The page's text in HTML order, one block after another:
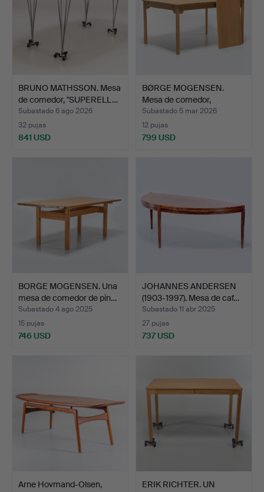
BRUNO MATHSSON. Mesa
de comedor, "SUPERELL…
Subastado 6 ago 2026
32 pujas
841 USD
BØRGE MOGENSEN.
Mesa de comedor,
«Öresund»…
Subastado 5 mar 2026
12 pujas
799 USD
BORGE MOGENSEN. Una
mesa de comedor de pin…
Subastado 4 ago 2025
15 pujas
746 USD
JOHANNES ANDERSEN
(1903-1997). Mesa de caf…
Subastado 11 abr 2025
27 pujas
737 USD
Arne Hovmand-Olsen,
ERIK RICHTER. UN